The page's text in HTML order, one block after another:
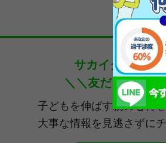
サカイク公式LINE
＼＼友だち募集中
子どもを伸ばす親の心得を
大事な情報を見逃さずにチ